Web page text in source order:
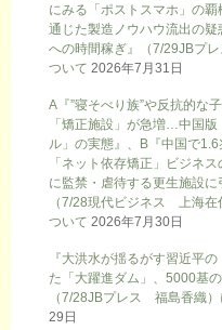
にみる「ポストスマホ」
通じた製造ノウハウ流出の
への時間稼ぎ』（7/29JBプ
ついて 2026年7月31日
A『”寝そべり族”や反抗的な
「矯正施設」が急増…中国
ル」の実態』、B『中国で
「ネット依存矯正」ビジネ
に監禁・虐待する更生施設に
（7/28現代ビジネス 上海在
ついて 2026年7月30日
『大洪水が揺るがす習近平
た「大躍進ダム」、5000基の
（7/28JBプレス 福島香織）
29日